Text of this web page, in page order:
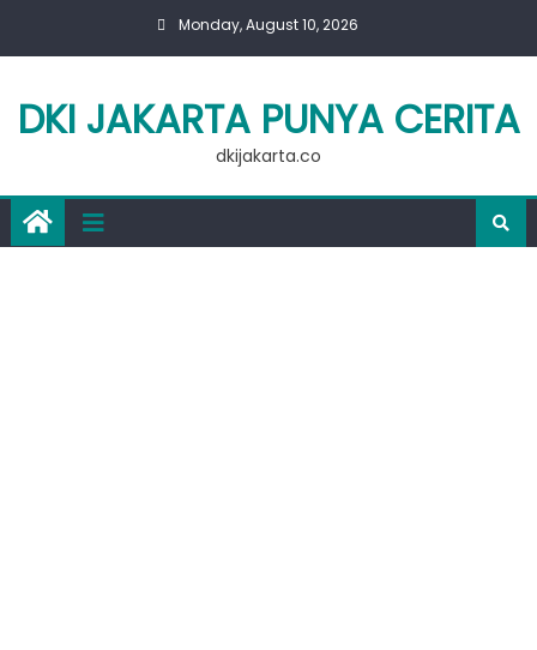
Monday, August 10, 2026
DKI JAKARTA PUNYA CERITA
dkijakarta.co